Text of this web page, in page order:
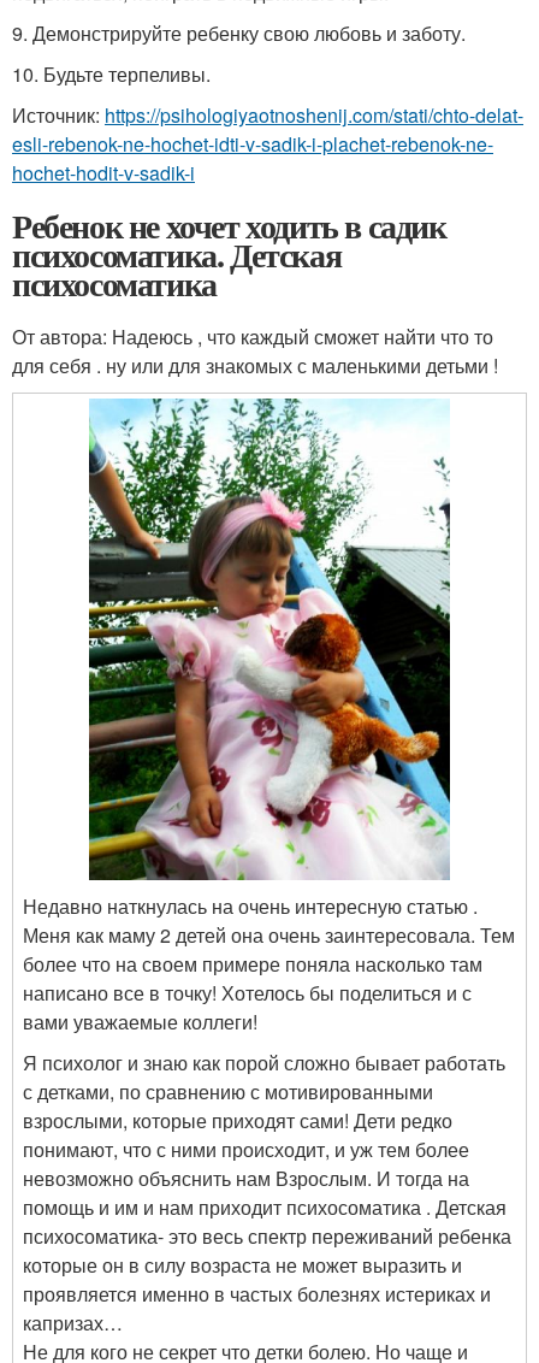
9. Демонстрируйте ребенку свою любовь и заботу.
10. Будьте терпеливы.
Источник: https://psihologiyaotnoshenij.com/stati/chto-delat-
esli-rebenok-ne-hochet-idti-v-sadik-i-plachet-rebenok-ne-
hochet-hodit-v-sadik-i
Ребенок не хочет ходить в садик
психосоматика. Детская
психосоматика
От автора: Надеюсь , что каждый сможет найти что то
для себя . ну или для знакомых с маленькими детьми !
Недавно наткнулась на очень интересную статью .
Меня как маму 2 детей она очень заинтересовала. Тем
более что на своем примере поняла насколько там
написано все в точку! Хотелось бы поделиться и с
вами уважаемые коллеги!
Я психолог и знаю как порой сложно бывает работать
с детками, по сравнению с мотивированными
взрослыми, которые приходят сами! Дети редко
понимают, что с ними происходит, и уж тем более
невозможно объяснить нам Взрослым. И тогда на
помощь и им и нам приходит психосоматика . Детская
психосоматика- это весь спектр переживаний ребенка
которые он в силу возраста не может выразить и
проявляется именно в частых болезнях истериках и
капризах…
Не для кого не секрет что детки болею. Но чаще и